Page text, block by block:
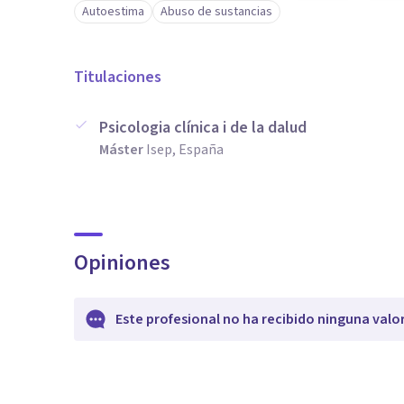
Autoestima
Abuso de sustancias
Titulaciones
Psicologia clínica i de la dalud
MásterIsep, España
Opiniones
Este profesional no ha recibido ninguna